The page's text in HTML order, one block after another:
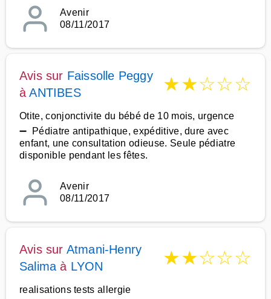
Avenir
08/11/2017
Avis sur Faissolle Peggy
àANTIBES ★★☆☆☆
Otite, conjonctivite du bébé de 10 mois, urgence
➖ Pédiatre antipathique, expéditive, dure avec
enfant, une consultation odieuse. Seule pédiatre
disponible pendant les fêtes.
Avenir
08/11/2017
Avis sur Atmani-Henry
Salima à LYON ★★☆☆☆
realisations tests allergie